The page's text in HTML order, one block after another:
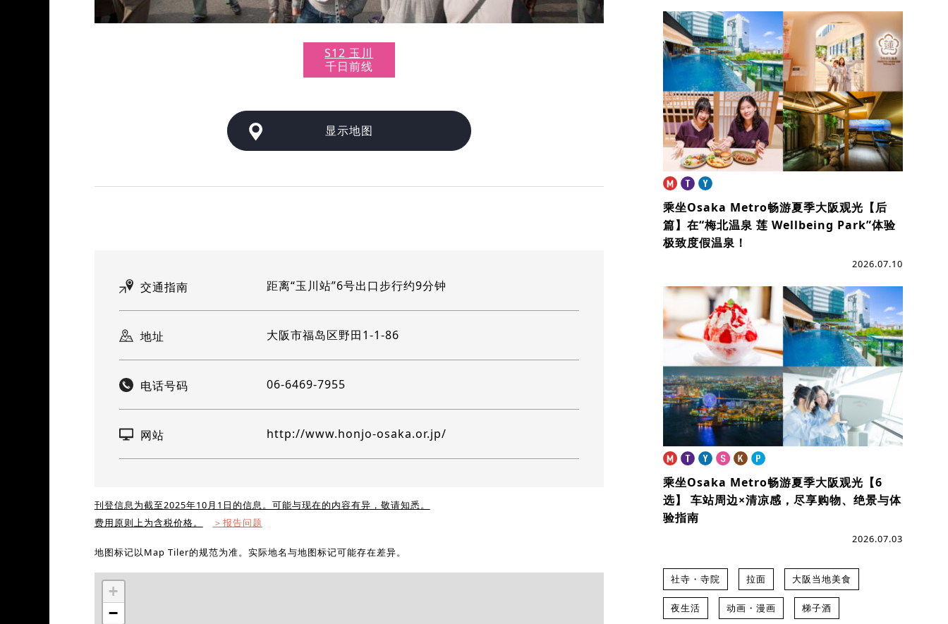
S12 玉川
千日前线
显示地图
交通指南 距离“玉川站”6号出口步行约9分钟
地址 大阪市福岛区野田1-1-86
电话号码 06-6469-7955
网站 http://www.honjo-osaka.or.jp/
刊登信息为截至2025年10月1日的信息。可能与现在的内容有异，敬请知悉。
费用原则上为含税价格。
＞报告问题
地图标记以Map Tiler的规范为准。实际地名与地图标记可能存在差异。
+
−
乘坐Osaka Metro畅游夏季大阪观光【后
篇】在“梅北温泉 莲 Wellbeing Park”体验
极致度假温泉！
2026.07.10
乘坐Osaka Metro畅游夏季大阪观光【6
选】
车站周边×清凉感，尽享购物、绝景与体
验指南
2026.07.03
社寺・寺院 拉面 大阪当地美食
夜生活 动画・漫画 梯子酒